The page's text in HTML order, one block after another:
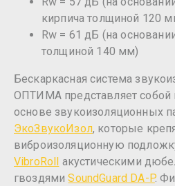
кирпича толщиной 120
Rw = 61 дБ (на
толщиной 140 мм)
Бескаркасная система
ОПТИМА представляет собой
основе звукоизоляционных
ЭкоЗвукоИзол, которые
виброизоляционную
VibroRoll
акустическими
гвоздямиSoundGuard DA-P.